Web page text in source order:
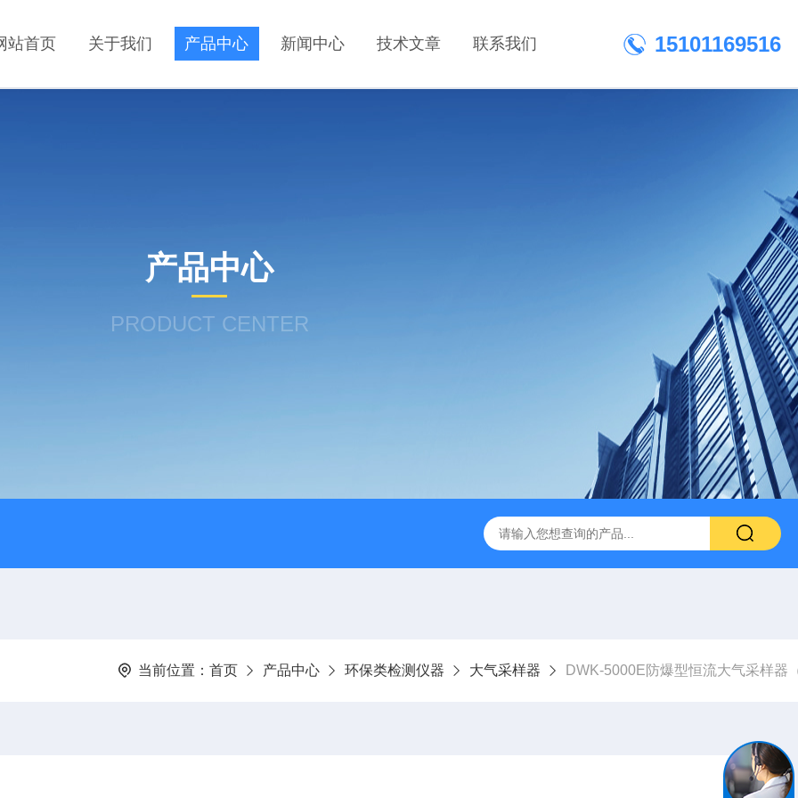
站首页 关于我们 产品中心 新闻中心 技术文章 联系我们 15101169516
产品中心
PRODUCT CENTER
当前位置： 首页 产品中心 环保类检测仪器 大气采样器 DWK-5000E防爆型恒流大气采样器